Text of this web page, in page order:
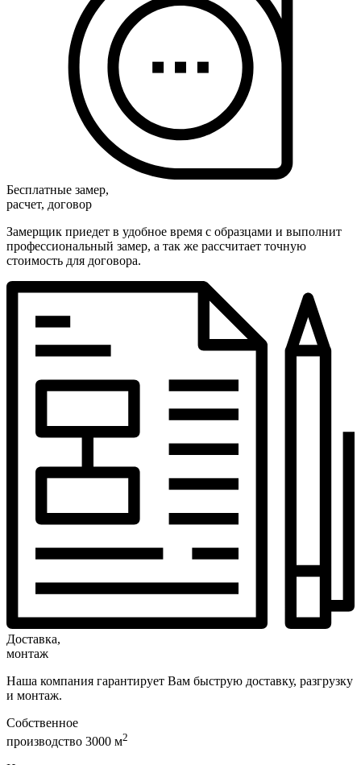
Бесплатные замер,
расчет, договор
Замерщик приедет в удобное время с образцами и выполнит
профессиональный замер, а так же рассчитает точную
стоимость для договора.
Доставка,
монтаж
Наша компания гарантирует Вам быструю доставку, разгрузку
и монтаж.
Собственное
производство 3000 м2